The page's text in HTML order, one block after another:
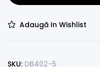
Adaugă In Wishlist
SKU: DB402-5